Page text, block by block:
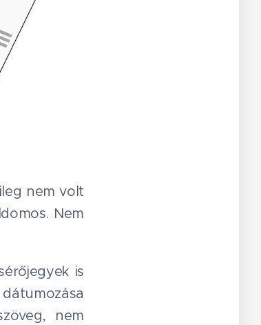
nem volt
Nem
is
nem